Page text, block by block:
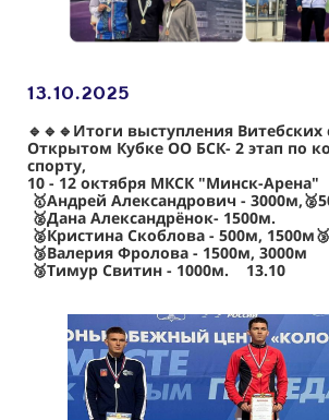
13.10.2025
🔹🔹🔹Итоги выступления
Открытом Кубке ОО БСК- 2 этап по
спорту,
10 - 12 октября МКСК "Минск-Арена"
🥇Андрей Александрович -
🥈Дана Александрёнок- 1500м.
🥈Кристина Скоблова - 500м,
🥉Валерия Фролова - 1500м, 3000м
🥉Тимур Свитин - 1000м. 13.10